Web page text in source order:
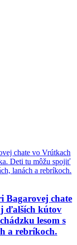
Bagarovej chate
ďalších kútov
lesom s
a rebríkoch.